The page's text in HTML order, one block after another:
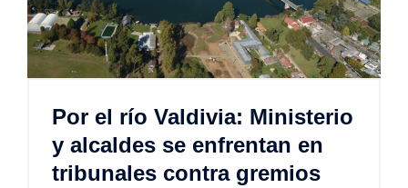
Por el río Valdivia: Ministerio
y alcaldes se enfrentan en
tribunales contra gremios